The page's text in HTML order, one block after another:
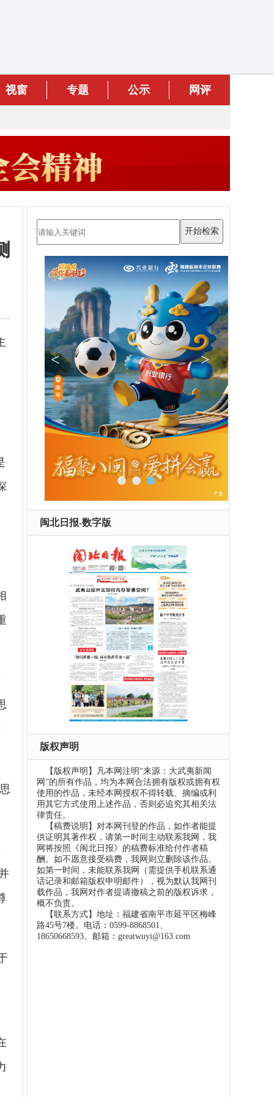
视窗 专题 公示 网评
闽北日报-数字版
版权声明
【版权声明】凡本网注明“来源：大武夷新闻
网”的所有作品，均为本网合法拥有版权或拥有权
使用的作品，未经本网授权不得转载、摘编或利
用其它方式使用上述作品，否则必追究其相关法
律责任。
【稿费说明】对本网刊登的作品，如作者能提
供证明其著作权，请第一时间主动联系我网，我
网将按照《闽北日报》的稿费标准给付作者稿
酬。如不愿意接受稿费，我网则立删除该作品。
如第一时间，未能联系我网（需提供手机联系通
话记录和邮箱版权申明邮件），视为默认我网刊
载作品，我网对作者提请撤稿之前的版权诉求，
概不负责。
【联系方式】地址：福建省南平市延平区梅峰
路45号7楼。电话：0599-8868501、
18650668593。邮箱：greatwuyi@163.com